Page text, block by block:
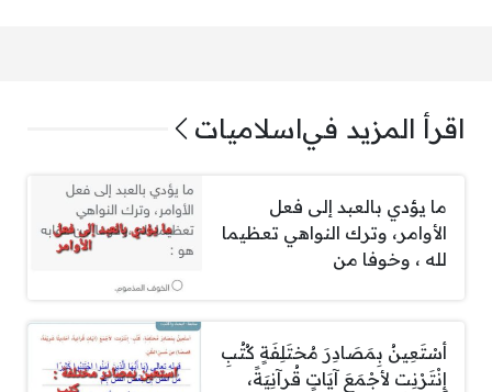
اقرأ المزيد فياسلاميات
ما يؤدي بالعبد إلى فعل
الأوامر، وترك النواهي تعظيما
لله ، وخوفا من
أسْتَعِينُ بِمَصَادِرَ مُختَلِفَةٍ كُتُبِ
إِنْتَرْنِت لأجْمَعَ آيَاتٍ قُرآنِيَةً،